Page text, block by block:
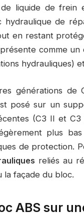
liquide de frein
hydraulique de
en restant
comme
hydrauliques)
générations de
posé sur un
(C3 II et
plus
de protection.
reliés au
la façade du bloc.
ABS sur